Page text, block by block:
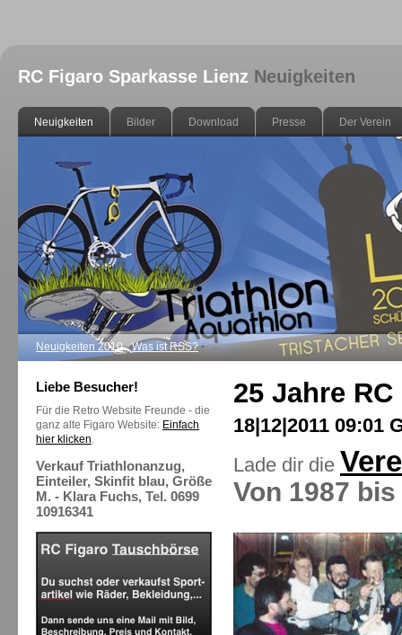
RC Figaro Sparkasse Lienz Neuigkeiten
Neuigkeiten Bilder Download Presse Der Verein
Neuigkeiten 2010 Was ist RSS?
Liebe Besucher!
Für die Retro Website Freunde - die
ganz alte Figaro Website: Einfach
hier klicken.
Verkauf Triathlonanzug,
Einteiler, Skinfit blau, Größe
M. - Klara Fuchs, Tel. 0699
10916341
25 Jahre
18|12|2011 09:01
Lade dir die
Von 1987